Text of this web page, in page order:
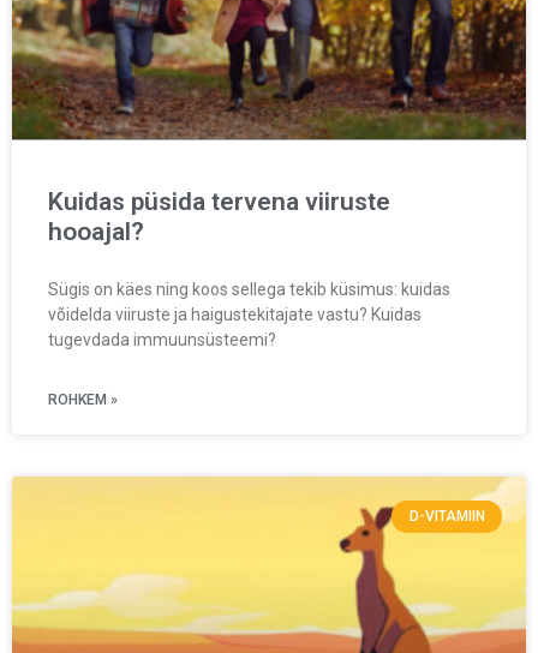
Kuidas püsida tervena viiruste
hooajal?
Sügis on käes ning koos sellega tekib küsimus: kuidas
võidelda viiruste ja haigustekitajate vastu? Kuidas
tugevdada immuunsüsteemi?
ROHKEM »
D-VITAMIIN